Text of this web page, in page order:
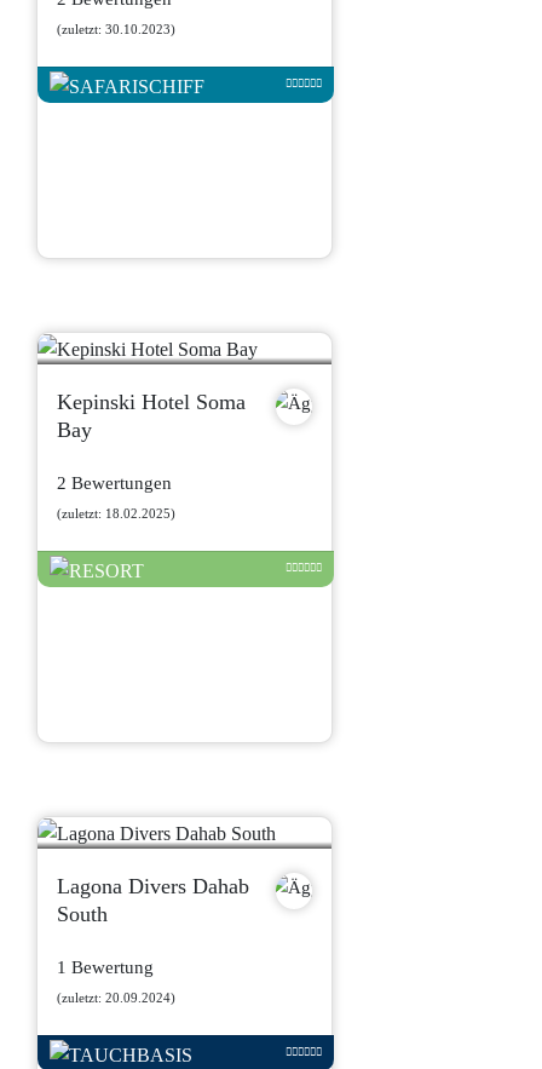
(zuletzt: 30.10.2023)
Kepinski Hotel Soma
Bay
2 Bewertungen
(zuletzt: 18.02.2025)
Lagona Divers Dahab
South
1 Bewertung
(zuletzt: 20.09.2024)